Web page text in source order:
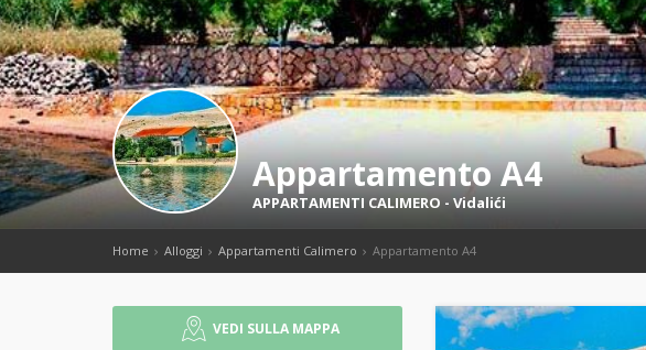
Appartamento A4
APPARTAMENTI CALIMERO - Vidalići
Home Alloggi Appartamenti Calimero Appartamento A4
VEDI SULLA MAPPA